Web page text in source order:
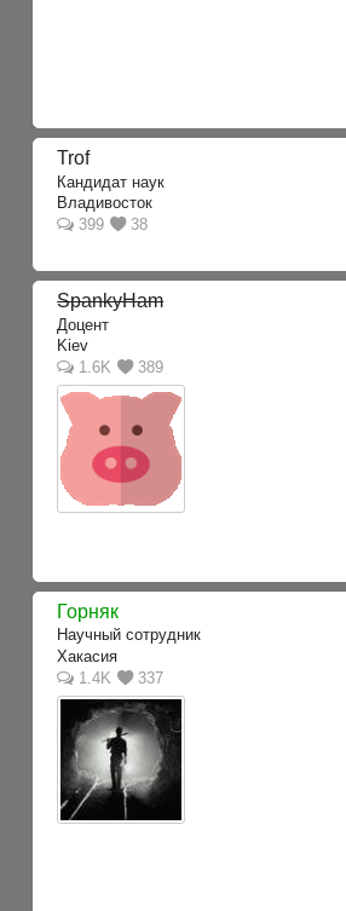
Trof
Кандидат наук
Владивосток
399
38
SpankyHam
Доцент
Kiev
1.6K
389
Горняк
Научный сотрудник
Хакасия
1.4K
337